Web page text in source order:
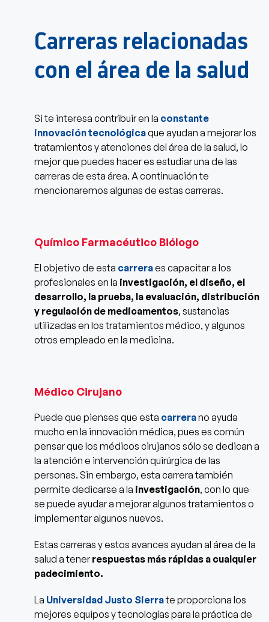
Carreras relacionadas
con el área de la salud
Si te interesa contribuir en la constante
innovación tecnológicaque ayudan a mejorar los
tratamientos y atenciones del área de la salud, lo
mejor que puedes hacer es estudiar una de las
carreras de esta área. A continuación te
mencionaremos algunas de estas carreras.
Químico Farmacéutico Biólogo
El objetivo de esta carreraes capacitar a los
profesionales en la investigación, el diseño, el
desarrollo, la prueba, la evaluación, distribución
y regulación de medicamentos, sustancias
utilizadas en los tratamientos médico, y algunos
otros empleado en la medicina.
Médico Cirujano
Puede que pienses que esta carrerano ayuda
mucho en la innovación médica, pues es común
pensar que los médicos cirujanos sólo se dedican a
la atención e intervención quirúrgica de las
personas. Sin embargo, esta carrera también
permite dedicarse a la investigación, con lo que
se puede ayudar a mejorar algunos tratamientos o
implementar algunos nuevos.
Estas carreras y estos avances ayudan al área de la
salud a tenerrespuestas más rápidas a cualquier
padecimiento.
La Universidad Justo Sierrate proporciona los
mejores equipos y tecnologías para la práctica de